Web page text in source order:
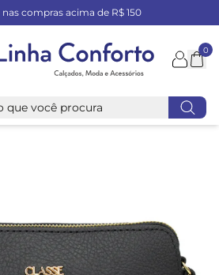
nas compras acima de R$ 150
0